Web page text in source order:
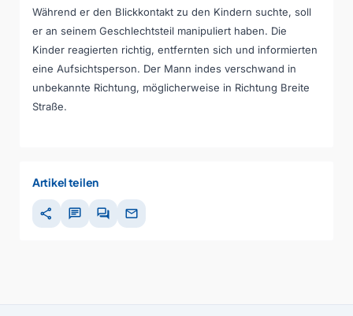
Während er den Blickkontakt zu den Kindern suchte, soll
er an seinem Geschlechtsteil manipuliert haben. Die
Kinder reagierten richtig, entfernten sich und informierten
eine Aufsichtsperson. Der Mann indes verschwand in
unbekannte Richtung, möglicherweise in Richtung Breite
Straße.
Artikel teilen
share chat forum mail